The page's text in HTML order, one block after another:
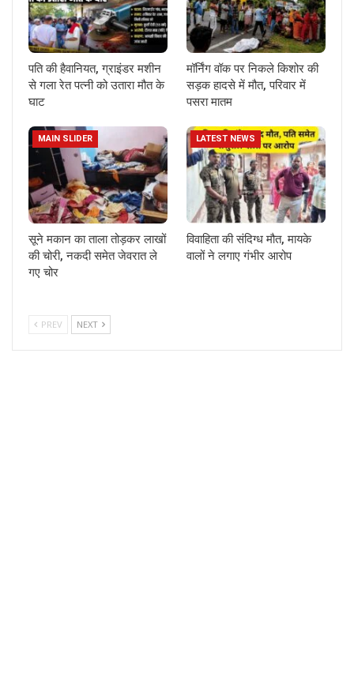
पति की हैवानियत, ग्राइंडर मशीन
से गला रेत पत्नी को उतारा मौत के
घाट
मॉर्निंग वॉक पर निकले किशोर की
सड़क हादसे में मौत, परिवार में
पसरा मातम
MAIN SLIDER
सूने मकान का ताला तोड़कर लाखों
की चोरी, नकदी समेत जेवरात ले
गए चोर
LATEST NEWS
विवाहिता की संदिग्ध मौत, मायके
वालों ने लगाए गंभीर आरोप
PREV NEXT